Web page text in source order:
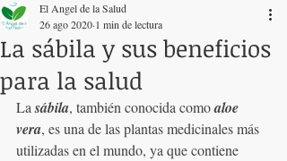
La sábila y sus beneficios
para la salud
El Angel de la Salud
26 ago 2020 1 min de lectura
La sábila, también conocida como aloe
vera, es una de las plantas medicinales más
utilizadas en el mundo, ya que contiene